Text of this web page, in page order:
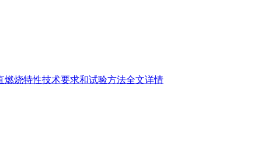
燃烧特性技术要求和试验方法全文详情